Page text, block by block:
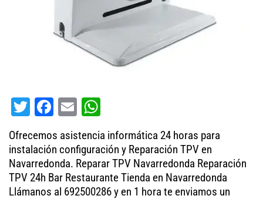
T
tt
er
Fa
bo
ok
E
ail
ha
ts
A
pp
Ofrecemos asistencia informática 24 horas para
instalación configuración y Reparación TPV en
Navarredonda. Reparar TPV Navarredonda Reparación
TPV 24h Bar Restaurante Tienda en Navarredonda
Llámanos al 692500286 y en 1 hora te enviamos un